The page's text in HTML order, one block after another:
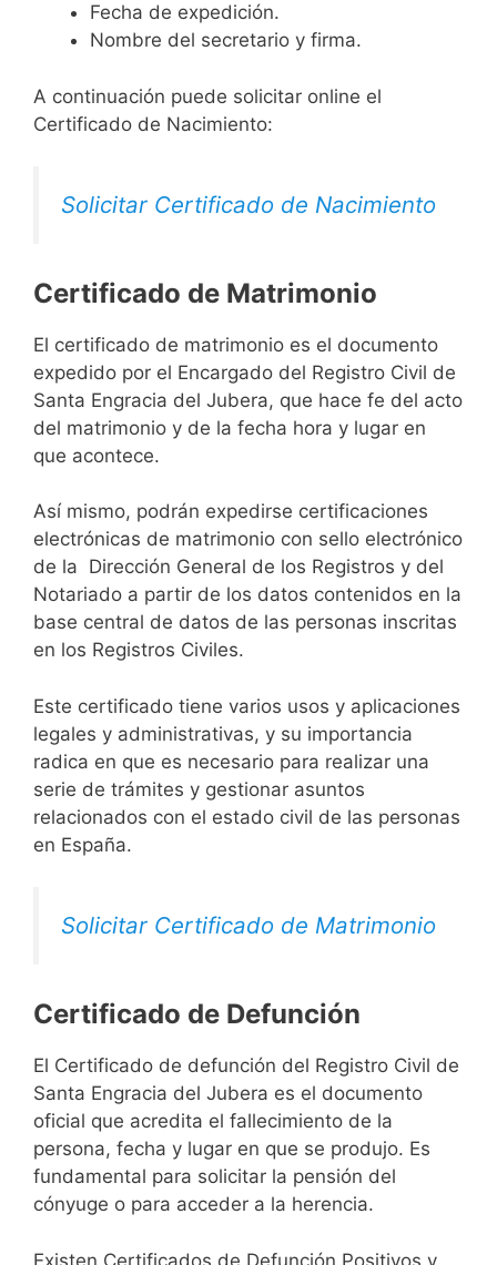
Fecha de expedición.
Nombre del secretario y firma.
A continuación puede solicitar online el
Certificado de Nacimiento:
Solicitar Certificado de Nacimiento
Certificado de Matrimonio
El certificado de matrimonio es el documento
expedido por el Encargado del Registro Civil de
Santa Engracia del Jubera, que hace fe del acto
del matrimonio y de la fecha hora y lugar en
que acontece.
Así mismo, podrán expedirse certificaciones
electrónicas de matrimonio con sello electrónico
de la Dirección General de los Registros y del
Notariado a partir de los datos contenidos en la
base central de datos de las personas inscritas
en los Registros Civiles.
Este certificado tiene varios usos y aplicaciones
legales y administrativas, y su importancia
radica en que es necesario para realizar una
serie de trámites y gestionar asuntos
relacionados con el estado civil de las personas
en España.
Solicitar Certificado de Matrimonio
Certificado de Defunción
El Certificado de defunción del Registro Civil de
Santa Engracia del Jubera es el documento
oficial que acredita el fallecimiento de la
persona, fecha y lugar en que se produjo. Es
fundamental para solicitar la pensión del
cónyuge o para acceder a la herencia.
Existen Certificados de Defunción Positivos y